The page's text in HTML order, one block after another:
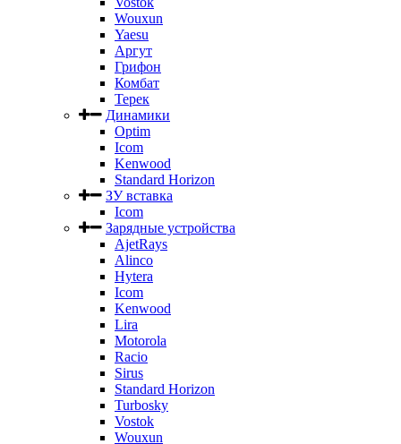
Wouxun
Yaesu
Аргут
Грифон
Комбат
Терек
Динамики
Optim
Icom
Kenwood
Standard Horizon
ЗУ вставка
Icom
Зарядные устройства
AjetRays
Alinco
Hytera
Icom
Kenwood
Lira
Motorola
Racio
Sirus
Standard Horizon
Turbosky
Vostok
Wouxun